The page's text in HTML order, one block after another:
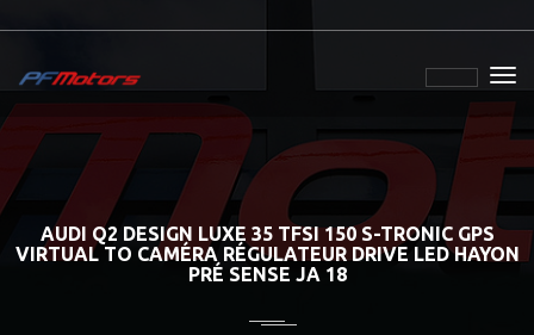
AUDI Q2 DESIGN LUXE 35 TFSI 150 S-TRONIC GPS
VIRTUAL TO CAMÉRA RÉGULATEUR DRIVE LED HAYON
PRÉ SENSE JA 18